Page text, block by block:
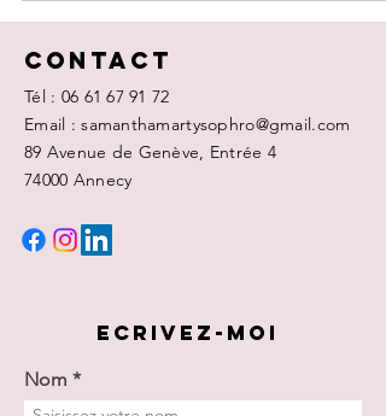
Contact
Tél : 06 61 67 91 72
Email : samanthamartysophro@gmail.com
89 Avenue de Genève, Entrée 4
74000 Annecy
ECRIVEZ-MOI
Nom